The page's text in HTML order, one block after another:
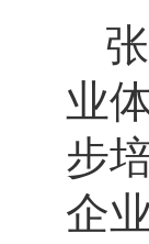
业
步
企